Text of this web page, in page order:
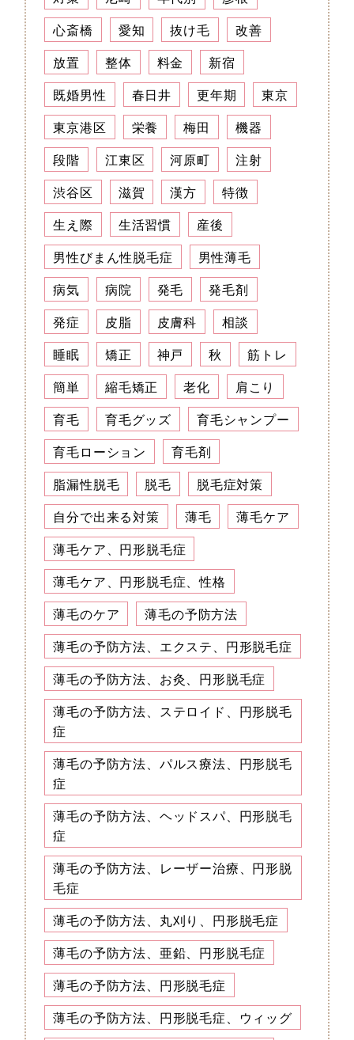
心斎橋
愛知 抜け毛
改善
放置
整体 料金
新宿
既婚男性
春日井 更年期
東京
東京港区
栄養 梅田
機器
段階
江東区 河原町
注射
渋谷区
滋賀 漢方
特徴
生え際
生活習慣
産後
男性びまん性脱毛症
男性薄毛
病気
病院 発毛
発毛剤
発症
皮脂 皮膚科
相談
睡眠
矯正 神戸 秋
筋トレ
簡単
縮毛矯正 老化
肩こり
育毛
育毛グッズ
育毛シャンプー
育毛ローション
育毛剤
脂漏性脱毛
脱毛
脱毛症対策
自分で出来る対策
薄毛
薄毛ケア
薄毛ケア、円形脱毛症
薄毛ケア、円形脱毛症、性格
薄毛のケア
薄毛の予防方法
薄毛の予防方法、エクステ、円形脱毛症
薄毛の予防方法、お灸、円形脱毛症
薄毛の予防方法、ステロイド、円形脱毛
症
薄毛の予防方法、パルス療法、円形脱毛
症
薄毛の予防方法、ヘッドスパ、円形脱毛
症
薄毛の予防方法、レーザー治療、円形脱
毛症
薄毛の予防方法、丸刈り、円形脱毛症
薄毛の予防方法、亜鉛、円形脱毛症
薄毛の予防方法、円形脱毛症
薄毛の予防方法、円形脱毛症、ウィッグ